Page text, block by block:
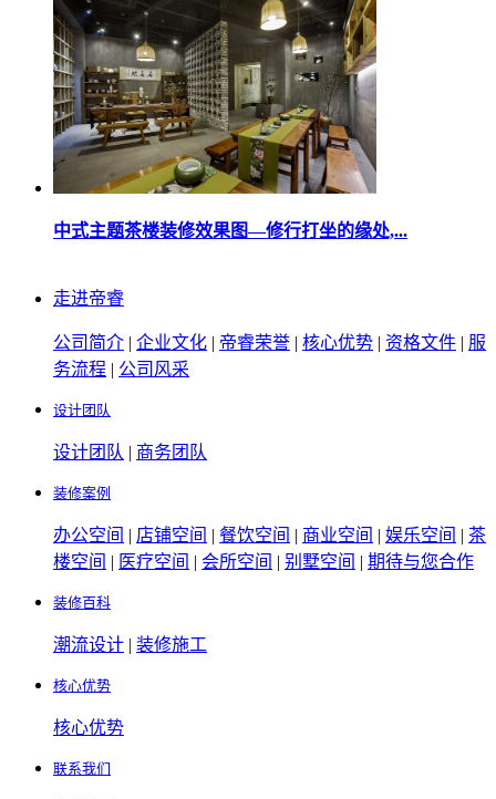
中式主题茶楼装修效果图—修行打坐的缘处,...
走进帝睿
公司简介 | 企业文化 | 帝睿荣誉 | 核心优势 | 资格文件 | 服
务流程 | 公司风采
设计团队
设计团队 | 商务团队
装修案例
办公空间 | 店铺空间 | 餐饮空间 | 商业空间 | 娱乐空间 | 茶
楼空间 | 医疗空间 | 会所空间 | 别墅空间 | 期待与您合作
装修百科
潮流设计 | 装修施工
核心优势
核心优势
联系我们